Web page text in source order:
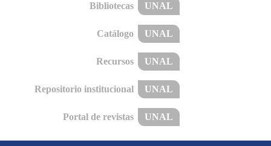
Bibliotecas UNAL
Catálogo UNAL
Recursos UNAL
Repositorio institucional UNAL
Portal de revistas UNAL